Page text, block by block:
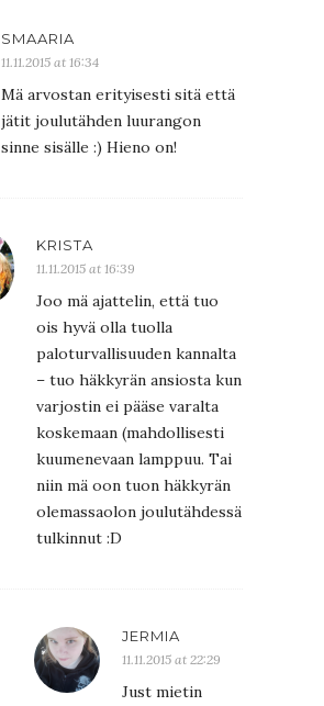
SMAARIA
11.11.2015 at 16:34
Mä arvostan erityisesti sitä että
jätit joulutähden luurangon
sinne sisälle :) Hieno on!
KRISTA
11.11.2015 at 16:39
Joo mä ajattelin, että tuo
ois hyvä olla tuolla
paloturvallisuuden kannalta
– tuo häkkyrän ansiosta kun
varjostin ei pääse varalta
koskemaan (mahdollisesti
kuumenevaan lamppuu. Tai
niin mä oon tuon häkkyrän
olemassaolon joulutähdessä
tulkinnut :D
JERMIA
11.11.2015 at 22:29
Just mietin